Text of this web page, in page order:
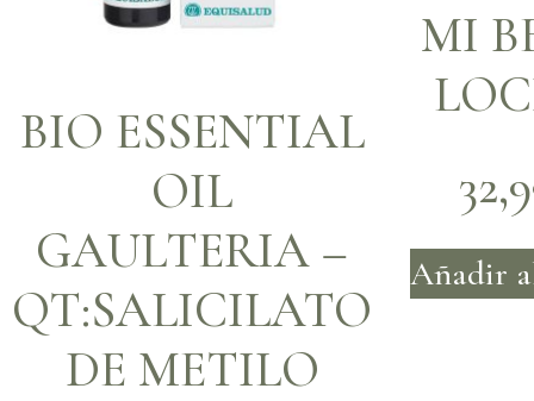
BIO ESSENTIAL
OIL
GAULTERIA –
QT:SALICILATO
DE METILO
MI
Añadir